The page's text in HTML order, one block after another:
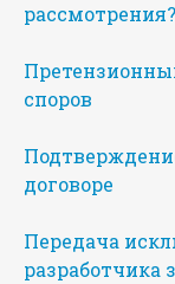
рассмотрения?
споров
договоре
Передача
разработчика